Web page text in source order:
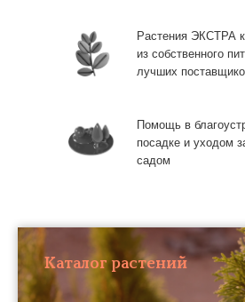
Растения ЭКСТРА
из собственного
лучших
Помощь в
посадке и уходом
садом
Каталог растений